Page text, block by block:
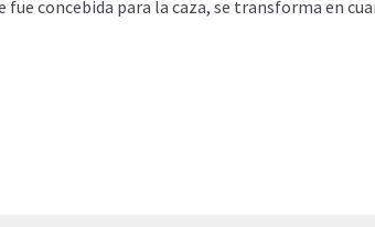
fue concebida para la caza, se transforma en